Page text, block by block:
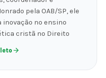
pela OAB/SP, ele
inovação no ensino
cristã no Direito